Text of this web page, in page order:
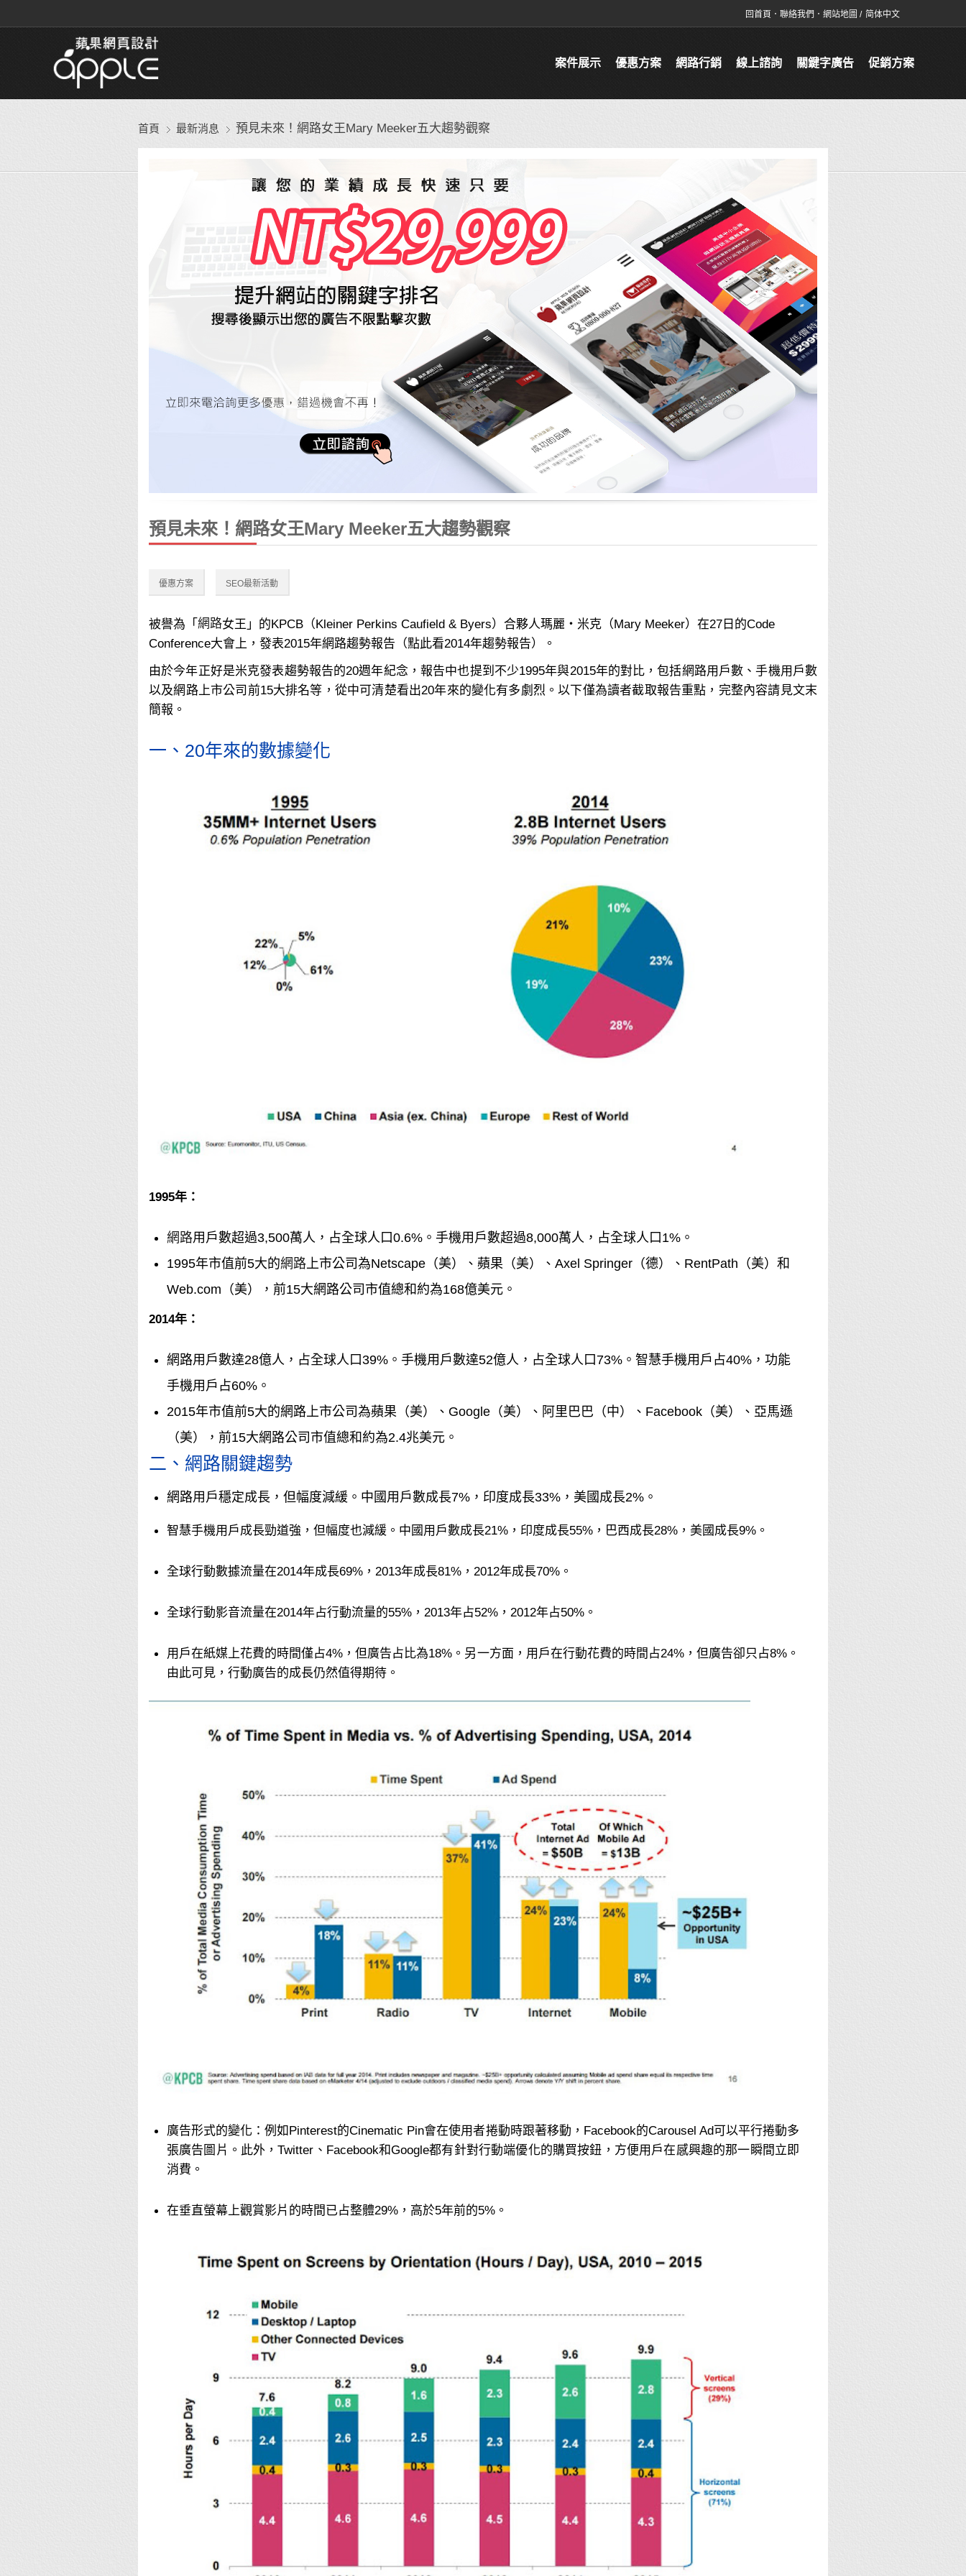
简体中文
網站地圖 /
聯絡我們 ．
回首頁 ．
案件展示 優惠方案 網路行銷 線上諮詢 關鍵字廣告 促銷方案
首頁 最新消息 預見未來！網路女王Mary Meeker五大趨勢觀察
預見未來！網路女王Mary Meeker五大趨勢觀察
優惠方案 SEO最新活動
被譽為「 網路女王」的KPCB（Kleiner Perkins Caufield & Byers）合夥人瑪麗‧米克（Mary Meeker）在27日的Code
Conference大會上，發表2015年網路趨勢報告（點此看2014年趨勢報告）。
由於今年正好是米克發表趨勢報告的20週年紀念，報告中也提到不少1995年與2015年的對比，包括網路用戶數、手機用戶數
以及網路上市公司前15大排名等，從中可清楚看出20年來的變化有多劇烈。以下僅為讀者截取報告重點，完整內容請見文末
簡報。
一、20年來的數據變化
1995年：
網路用戶數超過3,500萬人，占全球人口0.6%。手機用戶數超過8,000萬人，占全球人口1%。
1995年市值前5大的網路上市公司為Netscape（美）、蘋果（美）、Axel Springer（德）、RentPath（美）和
Web.com（美），前15大網路公司市值總和約為168億美元。
2014年：
網路用戶數達28億人，占全球人口39%。手機用戶數達52億人，占全球人口73%。智慧手機用戶占40%，功能
手機用戶占60%。
2015年市值前5大的網路上市公司為蘋果（美）、Google（美）、阿里巴巴（中）、Facebook（美）、亞馬遜
（美），前15大網路公司市值總和約為2.4兆美元。
二、網路關鍵趨勢
網路用戶穩定成長，但幅度減緩。中國用戶數成長7%，印度成長33%，美國成長2%。
智慧手機用戶成長勁道強，但幅度也減緩。中國用戶數成長21%，印度成長55%，巴西成長28%，美國成長9%。
全球行動數據流量在2014年成長69%，2013年成長81%，2012年成長70%。
全球行動影音流量在2014年占行動流量的55%，2013年占52%，2012年占50%。
用戶在紙媒上花費的時間僅占4%，但廣告占比為18%。另一方面，用戶在行動花費的時間占24%，但廣告卻只占8%。
由此可見，行動廣告的成長仍然值得期待。
廣告形式的變化：例如Pinterest的Cinematic Pin會在使用者捲動時跟著移動，Facebook的Carousel Ad可以平行捲動多
張廣告圖片。此外，Twitter、Facebook和Google都有針對行動端優化的購買按鈕，方便用戶在感興趣的那一瞬間立即
消費。
在垂直螢幕上觀賞影片的時間已占整體29%，高於5年前的5%。